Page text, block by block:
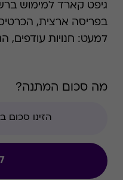
גיפט קארד למימוש
בפריסה ארצית,
למעט: חנויות עודפים,
מה סכום המתנה?